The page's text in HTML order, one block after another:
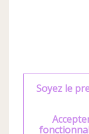
Soyez le